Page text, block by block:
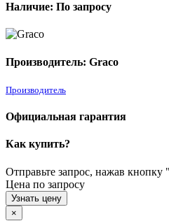
Наличие: По запросу
Производитель: Graco
Производитель
Официальная гарантия
Как купить?
Отправьте запрос, нажав
Цена по запросу
Узнать цену
×